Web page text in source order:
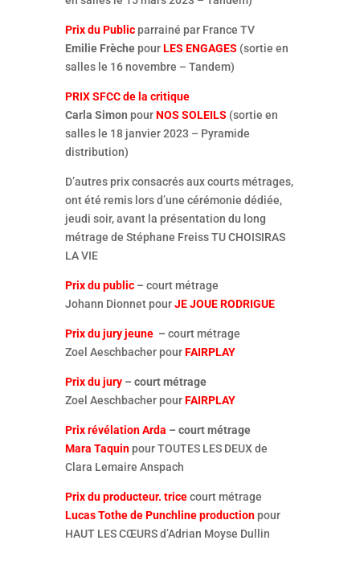
Prix du Publicparrainé par France TV
Emilie FrèchepourLES ENGAGES (sortie en
salles le 16 novembre – Tandem)
PRIX SFCC de la critique
Carla Simon pourNOS SOLEILS (sortie en
salles le 18 janvier 2023 – Pyramide
distribution)
D’autres prix consacrés aux courts métrages,
ont été remis lors d’une cérémonie dédiée,
jeudi soir, avant la présentation du long
métrage de Stéphane Freiss TU CHOISIRAS
LA VIE
Prix du public– court métrage
Johann Dionnet pour JE JOUE RODRIGUE
Prix du jury jeune– court métrage
Zoel Aeschbacher pourFAIRPLAY
Prix du jury– court métrage
Zoel Aeschbacher pourFAIRPLAY
Prix révélation Arda – court métrage
Mara Taquinpour TOUTES LES DEUX de
Clara Lemaire Anspach
Prix du producteur. tricecourt métrage
Lucas Tothe de Punchline productionpour
HAUT LES CŒURS d’Adrian Moyse Dullin